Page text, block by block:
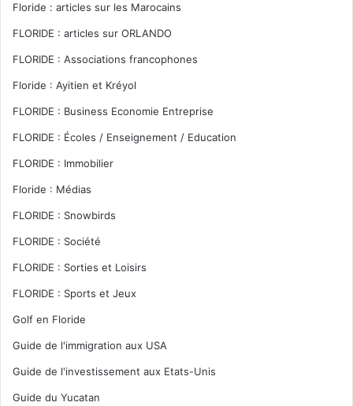
Floride : articles sur les Marocains
FLORIDE : articles sur ORLANDO
FLORIDE : Associations francophones
Floride : Ayitien et Kréyol
FLORIDE : Business Economie Entreprise
FLORIDE : Écoles / Enseignement / Education
FLORIDE : Immobilier
Floride : Médias
FLORIDE : Snowbirds
FLORIDE : Société
FLORIDE : Sorties et Loisirs
FLORIDE : Sports et Jeux
Golf en Floride
Guide de l'immigration aux USA
Guide de l'investissement aux Etats-Unis
Guide du Yucatan